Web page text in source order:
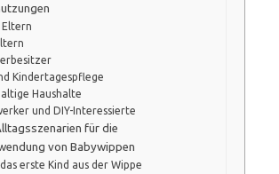
Eltern
Kindertagespflege
Haushalte
und DIY-Interessierte
für die
von Babywippen
erste Kind aus der Wippe